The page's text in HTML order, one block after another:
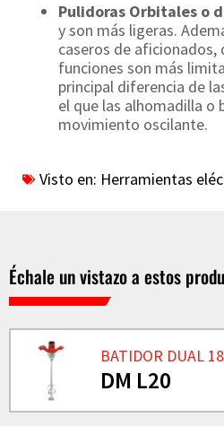
Pulidoras Orbitales o
y son más ligeras.
caseros de aficionados,
funciones son más
principal diferencia de
el que las alhomadilla o
movimiento oscilante.
Visto en: Herramientas
Échale un vistazo a estos
BATIDOR DUAL
DM L20